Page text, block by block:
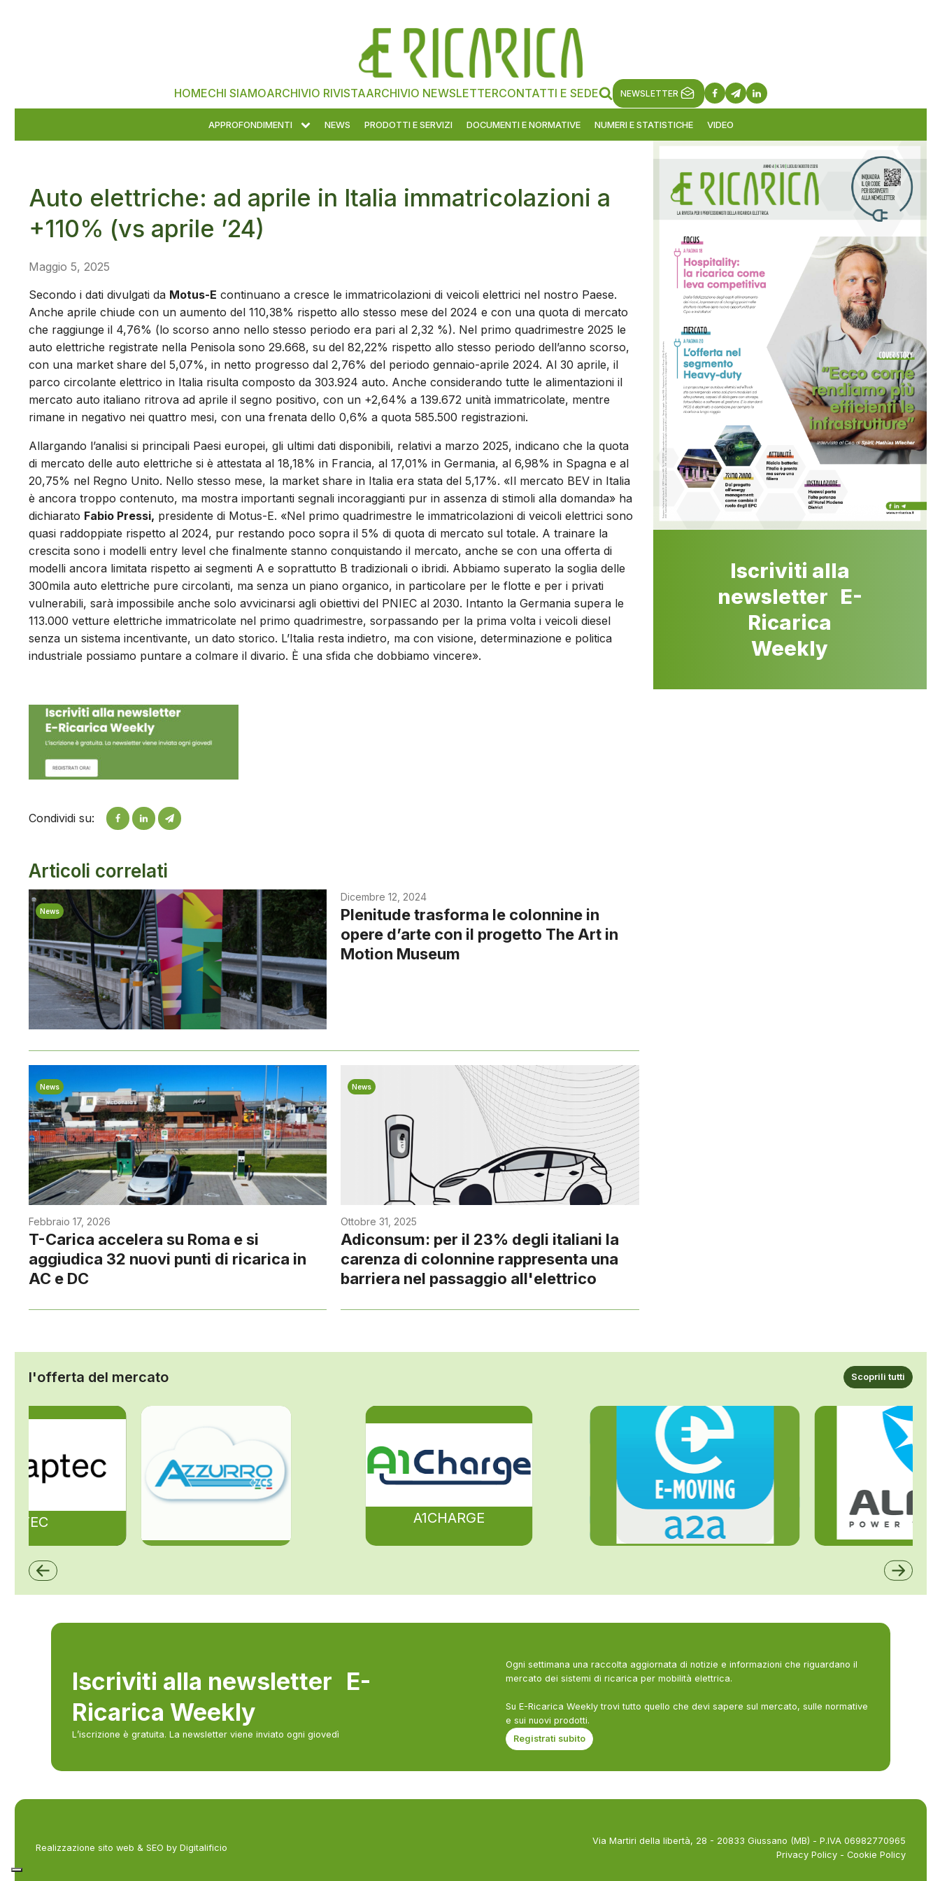
HOMECHI SIAMOARCHIVIO RIVISTAARCHIVIO NEWSLETTERCONTATTI E SEDE NEWSLETTER
APPROFONDIMENTI NEWS PRODOTTI E SERVIZI DOCUMENTI E NORMATIVE NUMERI E STATISTICHE VIDEO
Auto elettriche: ad aprile in Italia immatricolazioni a
+110% (vs aprile ’24)
Maggio 5, 2025
Secondo i dati divulgati da Motus-E continuano a cresce le immatricolazioni di veicoli elettrici nel nostro Paese.
Anche aprile chiude con un aumento del 110,38% rispetto allo stesso mese del 2024 e con una quota di mercato
che raggiunge il 4,76% (lo scorso anno nello stesso periodo era pari al 2,32 %). Nel primo quadrimestre 2025 le
auto elettriche registrate nella Penisola sono 29.668, su del 82,22% rispetto allo stesso periodo dell’anno scorso,
con una market share del 5,07%, in netto progresso dal 2,76% del periodo gennaio-aprile 2024. Al 30 aprile, il
parco circolante elettrico in Italia risulta composto da 303.924 auto. Anche considerando tutte le alimentazioni il
mercato auto italiano ritrova ad aprile il segno positivo, con un +2,64% a 139.672 unità immatricolate, mentre
rimane in negativo nei quattro mesi, con una frenata dello 0,6% a quota 585.500 registrazioni.
Allargando l’analisi si principali Paesi europei, gli ultimi dati disponibili, relativi a marzo 2025, indicano che la quota
di mercato delle auto elettriche si è attestata al 18,18% in Francia, al 17,01% in Germania, al 6,98% in Spagna e al
20,75% nel Regno Unito. Nello stesso mese, la market share in Italia era stata del 5,17%. «Il mercato BEV in Italia
è ancora troppo contenuto, ma mostra importanti segnali incoraggianti pur in assenza di stimoli alla domanda» ha
dichiarato Fabio Pressi, presidente di Motus-E. «Nel primo quadrimestre le immatricolazioni di veicoli elettrici sono
quasi raddoppiate rispetto al 2024, pur restando poco sopra il 5% di quota di mercato sul totale. A trainare la
crescita sono i modelli entry level che finalmente stanno conquistando il mercato, anche se con una offerta di
modelli ancora limitata rispetto ai segmenti A e soprattutto B tradizionali o ibridi. Abbiamo superato la soglia delle
300mila auto elettriche pure circolanti, ma senza un piano organico, in particolare per le flotte e per i privati
vulnerabili, sarà impossibile anche solo avvicinarsi agli obiettivi del PNIEC al 2030. Intanto la Germania supera le
113.000 vetture elettriche immatricolate nel primo quadrimestre, sorpassando per la prima volta i veicoli diesel
senza un sistema incentivante, un dato storico. L’Italia resta indietro, ma con visione, determinazione e politica
industriale possiamo puntare a colmare il divario. È una sfida che dobbiamo vincere».
Condividi su:
Articoli correlati
News
Dicembre 12, 2024
Plenitude trasforma le colonnine in
opere d’arte con il progetto The Art in
Motion Museum
News
Febbraio 17, 2026
T-Carica accelera su Roma e si
aggiudica 32 nuovi punti di ricarica in
AC e DC
News
Ottobre 31, 2025
Adiconsum: per il 23% degli italiani la
carenza di colonnine rappresenta una
barriera nel passaggio all'elettrico
Iscriviti alla
newsletter E-
Ricarica
Weekly
l'offerta del mercato Scoprili tutti
A1CHARGE
ZCS Azzurro
Iscriviti alla newsletter E-
Ricarica Weekly
L’iscrizione è gratuita. La newsletter viene inviato ogni giovedì
Ogni settimana una raccolta aggiornata di notizie e informazioni che riguardano il
mercato dei sistemi di ricarica per mobilità elettrica.
Su E-Ricarica Weekly trovi tutto quello che devi sapere sul mercato, sulle normative
e sui nuovi prodotti.
Registrati subito
Realizzazione sito web & SEO by Digitalificio
Via Martiri della libertà, 28 - 20833 Giussano (MB) - P.IVA 06982770965
Privacy Policy - Cookie Policy